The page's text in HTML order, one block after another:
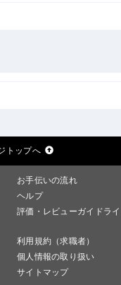
トップへ
お手伝いの流れ
ヘルプ
評価・レビューガイドラ
利用規約（求職者）
個人情報の取り扱い
サイトマップ